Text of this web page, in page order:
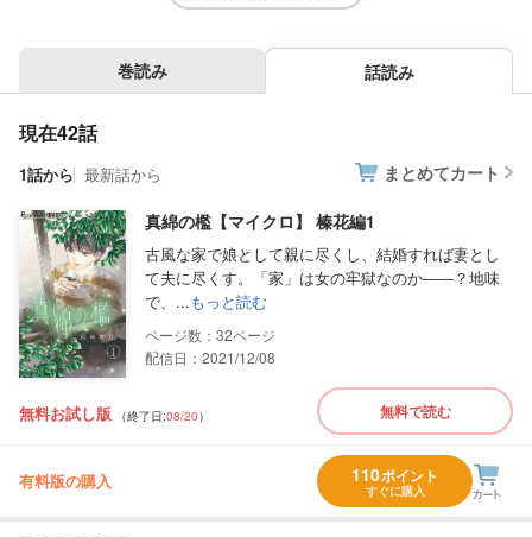
巻読み 話読み
現在42話
1話から 最新話から まとめてカート
真綿の檻【マイクロ】 榛花編1
古風な家で娘として親に尽くし、結婚すれば妻とし
て夫に尽くす。「家」は女の牢獄なのか――？地味
で、...もっと読む
32
配信日：2021/12/08
無料お試し版 （終了日:08/20） 無料で読む
有料版の購入 110ポイント
すぐに購入